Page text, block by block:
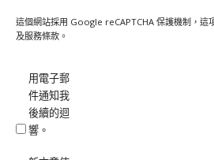
這個網站採用 Google reCAPTCHA 保護機制，這
及服務條款 。
用電子郵
件通知我
後續的迴
響。